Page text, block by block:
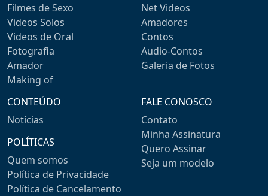
Filmes de Sexo
Videos Solos
Videos de Oral
Fotografia
Amador
Making of
Net Videos
Amadores
Contos
Audio-Contos
Galeria de Fotos
CONTEÚDO
Notícias
POLÍTICAS
Quem somos
Política de Privacidade
Política de Cancelamento
FALE CONOSCO
Contato
Minha Assinatura
Quero Assinar
Seja um modelo